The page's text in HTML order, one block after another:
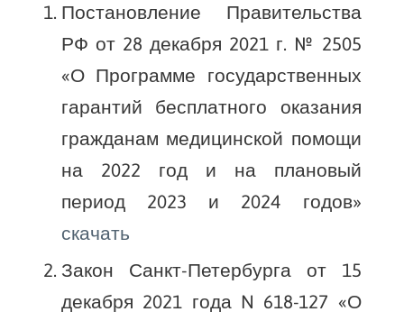
Постановление Правительства
РФ от 28 декабря 2021 г. № 2505
«О Программе государственных
гарантий бесплатного оказания
гражданам медицинской помощи
на 2022 год и на плановый
период 2023 и 2024 годов»
скачать
Закон Санкт-Петербурга от 15
декабря 2021 года N 618-127 «О